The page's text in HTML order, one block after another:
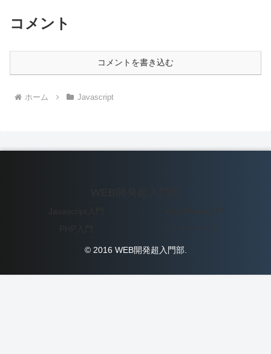
コメント
コメントを書き込む
ホーム Javascript
© 2016 WEB開発超入門部.